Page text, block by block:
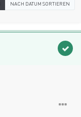
NACH DATUM SORTIEREN